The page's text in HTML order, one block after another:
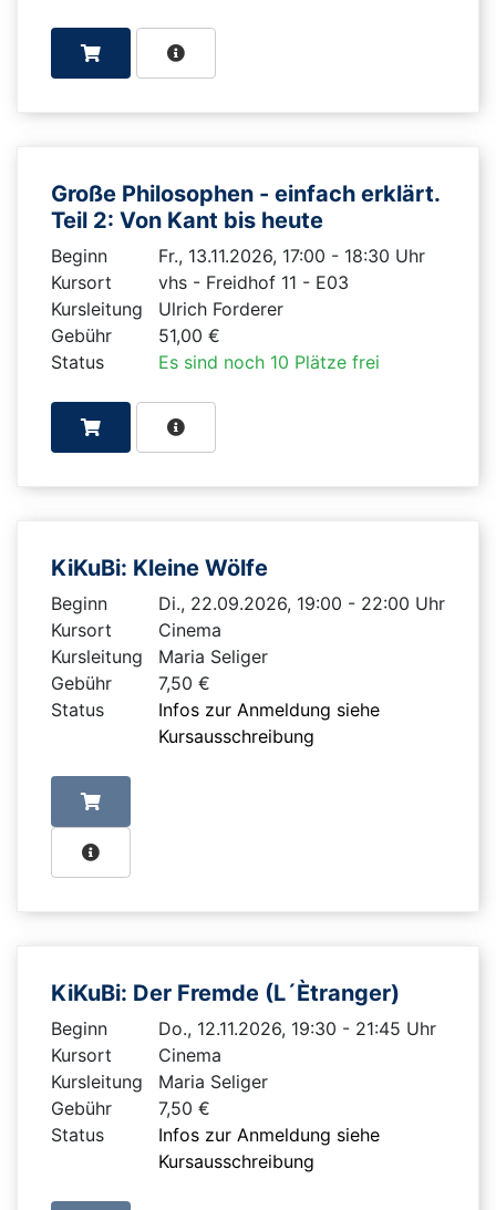
Große Philosophen - einfach erklärt.
Teil 2: Von Kant bis heute
Beginn
Fr., 13.11.2026, 17:00 - 18:30 Uhr
Kursort
vhs - Freidhof 11 - E03
Kursleitung
Ulrich Forderer
Gebühr
51,00 €
Status
Es sind noch 10 Plätze frei
KiKuBi: Kleine Wölfe
Beginn
Di., 22.09.2026, 19:00 - 22:00 Uhr
Kursort
Cinema
Kursleitung
Maria Seliger
Gebühr
7,50 €
Status
Infos zur Anmeldung siehe
Kursausschreibung
KiKuBi: Der Fremde (L´Ètranger)
Beginn
Do., 12.11.2026, 19:30 - 21:45 Uhr
Kursort
Cinema
Kursleitung
Maria Seliger
Gebühr
7,50 €
Status
Infos zur Anmeldung siehe
Kursausschreibung